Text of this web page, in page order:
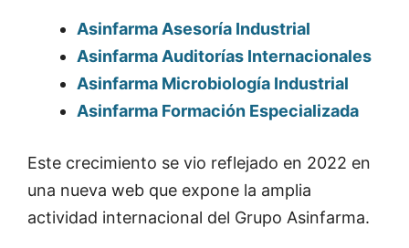
Asinfarma Asesoría Industrial
Asinfarma Auditorías Internacionales
Asinfarma Microbiología Industrial
Asinfarma Formación Especializada
Este crecimiento se vio reflejado en 2022 en
una nueva web que expone la amplia
actividad internacional del Grupo Asinfarma.